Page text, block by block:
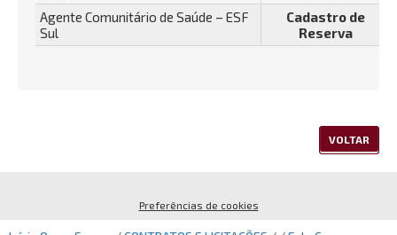
Agente Comunitário de Saúde – ESF
Sul
Cadastro de
Reserva
VOLTAR
Preferências de cookies